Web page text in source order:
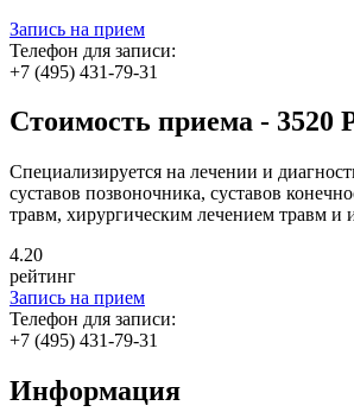
Запись на прием
Телефон для записи:
+7 (495) 431-79-31
Стоимость приема - 3520
Специализируется на лечении и
суставов позвоночника, суставов
травм, хирургическим лечением травм и
4.20
рейтинг
Запись на прием
Телефон для записи:
+7 (495) 431-79-31
Информация